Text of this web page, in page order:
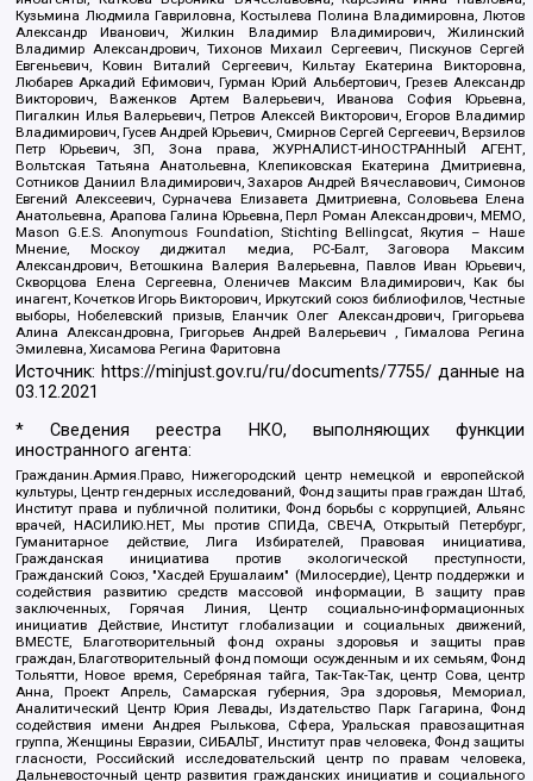
Кузьмина Людмила Гавриловна, Костылева Полина Владимировна, Лютов
Александр Иванович, Жилкин Владимир Владимирович, Жилинский
Владимир Александрович, Тихонов Михаил Сергеевич, Пискунов Сергей
Евгеньевич, Ковин Виталий Сергеевич, Кильтау Екатерина Викторовна,
Любарев Аркадий Ефимович, Гурман Юрий Альбертович, Грезев Александр
Викторович, Важенков Артем Валерьевич, Иванова София Юрьевна,
Пигалкин Илья Валерьевич, Петров Алексей Викторович, Егоров Владимир
Владимирович, Гусев Андрей Юрьевич, Смирнов Сергей Сергеевич, Верзилов
Петр Юрьевич, ЗП, Зона права, ЖУРНАЛИСТ-ИНОСТРАННЫЙ АГЕНТ,
Вольтская Татьяна Анатольевна, Клепиковская Екатерина Дмитриевна,
Сотников Даниил Владимирович, Захаров Андрей Вячеславович, Симонов
Евгений Алексеевич, Сурначева Елизавета Дмитриевна, Соловьева Елена
Анатольевна, Арапова Галина Юрьевна, Перл Роман Александрович, МЕМО,
Mason G.E.S. Anonymous Foundation, Stichting Bellingcat, Якутия – Наше
Мнение, Москоу диджитал медиа, РС-Балт, Заговора Максим
Александрович, Ветошкина Валерия Валерьевна, Павлов Иван Юрьевич,
Скворцова Елена Сергеевна, Оленичев Максим Владимирович, Как бы
инагент, Кочетков Игорь Викторович, Иркутский союз библиофилов, Честные
выборы, Нобелевский призыв, Еланчик Олег Александрович, Григорьева
Алина Александровна, Григорьев Андрей Валерьевич , Гималова Регина
Эмилевна, Хисамова Регина Фаритовна
Источник: https://minjust.gov.ru/ru/documents/7755/ данные на
03.12.2021
* Сведения реестра НКО, выполняющих функции
иностранного агента:
Гражданин.Армия.Право, Нижегородский центр немецкой и европейской
культуры, Центр гендерных исследований, Фонд защиты прав граждан Штаб,
Институт права и публичной политики, Фонд борьбы с коррупцией, Альянс
врачей, НАСИЛИЮ.НЕТ, Мы против СПИДа, СВЕЧА, Открытый Петербург,
Гуманитарное действие, Лига Избирателей, Правовая инициатива,
Гражданская инициатива против экологической преступности,
Гражданский Союз, "Хасдей Ерушалаим" (Милосердие), Центр поддержки и
содействия развитию средств массовой информации, В защиту прав
заключенных, Горячая Линия, Центр социально-информационных
инициатив Действие, Институт глобализации и социальных движений,
ВМЕСТЕ, Благотворительный фонд охраны здоровья и защиты прав
граждан, Благотворительный фонд помощи осужденным и их семьям, Фонд
Тольятти, Новое время, Серебряная тайга, Так-Так-Так, центр Сова, центр
Анна, Проект Апрель, Самарская губерния, Эра здоровья, Мемориал,
Аналитический Центр Юрия Левады, Издательство Парк Гагарина, Фонд
содействия имени Андрея Рылькова, Сфера, Уральская правозащитная
группа, Женщины Евразии, СИБАЛЬТ, Институт прав человека, Фонд защиты
гласности, Российский исследовательский центр по правам человека,
Дальневосточный центр развития гражданских инициатив и социального